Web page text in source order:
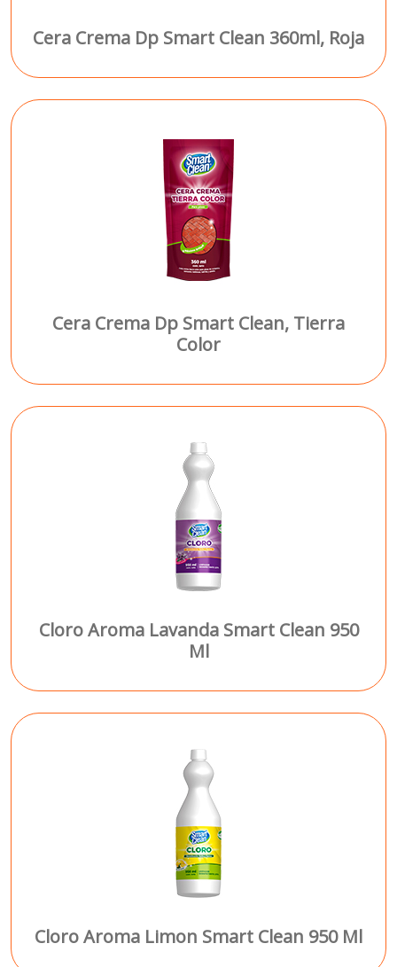
Cera Crema Dp Smart Clean 360ml, Roja
Cera Crema Dp Smart Clean, Tierra
Color
Cloro Aroma Lavanda Smart Clean 950
Ml
Cloro Aroma Limon Smart Clean 950 Ml